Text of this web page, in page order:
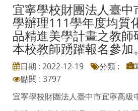
宜寧學校財團法人臺中
學辦理111學年度均質
品精進美學計畫之教
本校教師踴躍報名參加。
日期 : 2022-12-19 分類 :
點閱 : 3797
宜寧學校財團法人臺中市宜寧高